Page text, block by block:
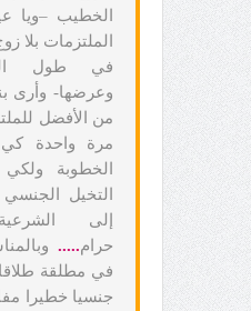
الخطيب –ويا
الملتزمات بلا
في طول
وعرضها- وأرى
من الأفضل
مرة واحدة
الخطوبة
التخيل
إلى الشرعية
حرام.....
في مطلقة طلاقا
جنسيا خطيرا